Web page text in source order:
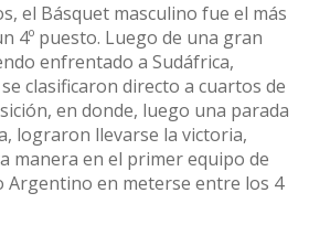
el Básquet masculino fue el más
4º puesto. Luego de una gran
enfrentado a Sudáfrica,
clasificaron directo a cuartos de
en donde, luego una parada
lograron llevarse la victoria,
manera en el primer equipo de
Argentino en meterse entre los 4